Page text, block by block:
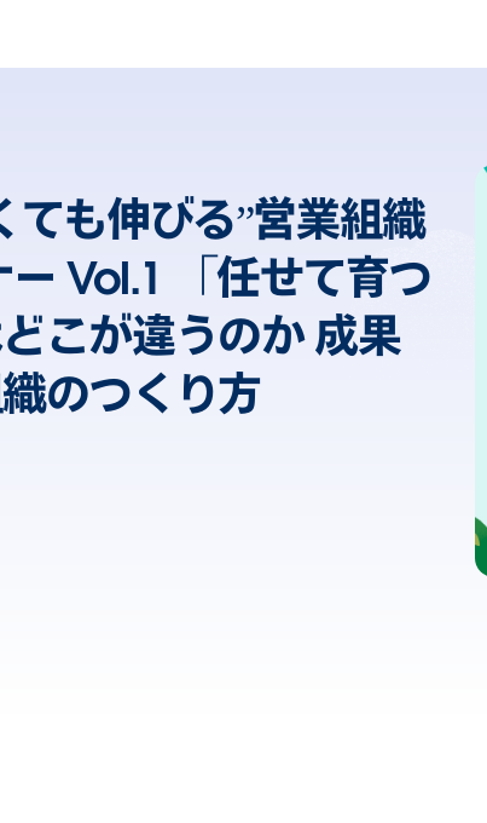
ても伸びる”営業組織
Vol.1 「任せて育つ
こが違うのか 成果
のつくり方